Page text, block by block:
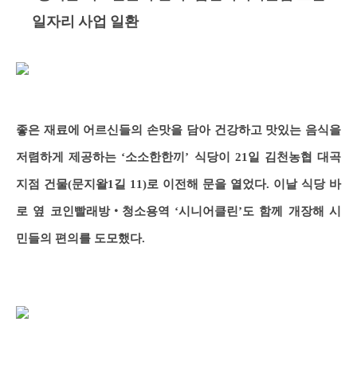
일자리 사업 일환
좋은 재료에 어르신들의 손맛을 담아 건강하고 맛있는 음식을
저렴하게 제공하는 ‘소소한한끼’ 식당이 21일 김천농협 대곡
지점 건물(문지왈1길 11)로 이전해 문을 열었다. 이날 식당 바
로 옆 코인빨래방‧청소용역 ‘시니어클린’도 함께 개장해 시
민들의 편의를 도모했다.